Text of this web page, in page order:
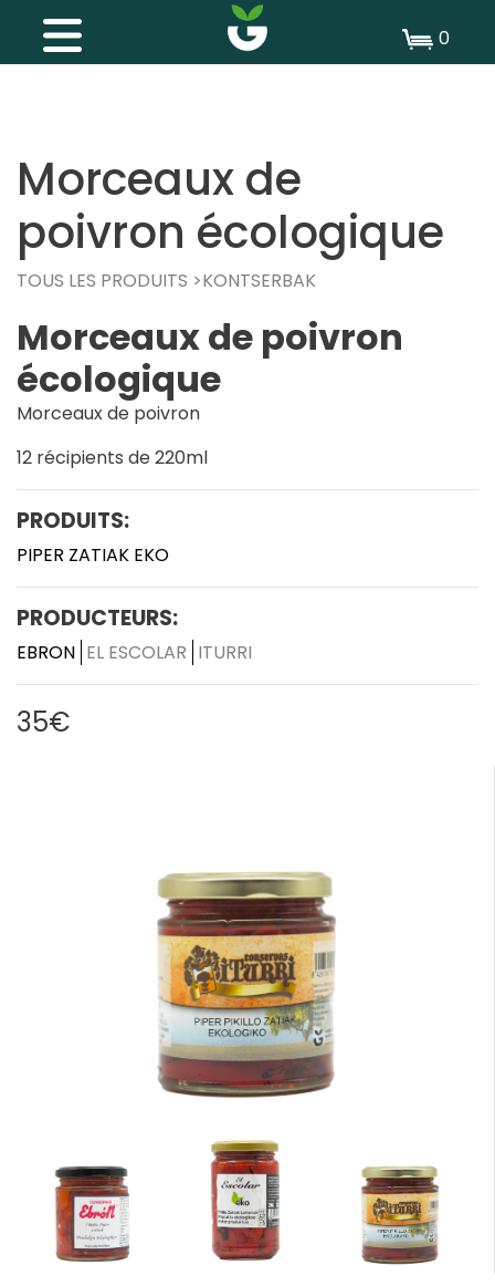
0
Morceaux de
poivron écologique
TOUS LES PRODUITS KONTSERBAK
Morceaux de poivron
écologique
Morceaux de poivron
12 récipients de 220ml
PRODUITS:
PIPER ZATIAK EKO
PRODUCTEURS:
EBRON EL ESCOLAR ITURRI
35€